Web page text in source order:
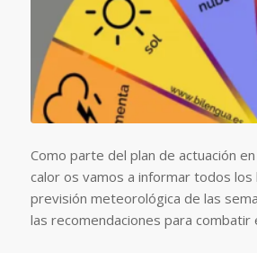
Como parte del plan de actuación
calor os vamos a informar todos los
previsión meteorológica de las
las recomendaciones para combatir